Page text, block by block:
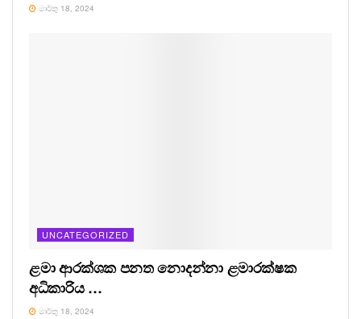
මාර්තු 18, 2024
UNCATEGORIZED
ළමා ආරක්ශක පනත නොදන්නා ළමාරක්ෂක
අධිකාරිය …
මාර්තු 18, 2024